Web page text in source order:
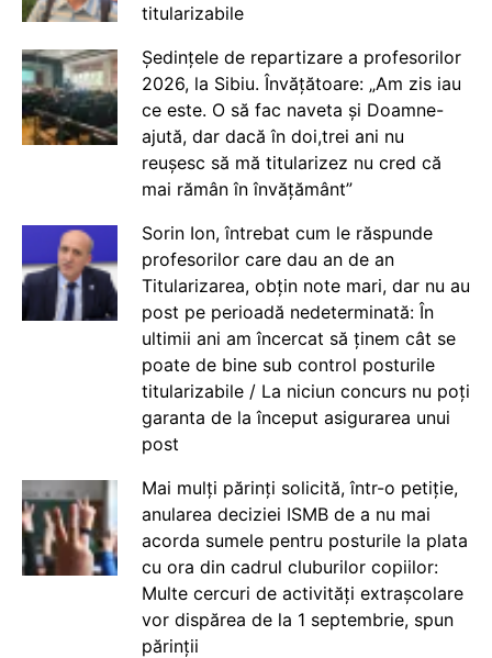
titularizabile
Ședințele de repartizare a profesorilor
2026, la Sibiu. Învățătoare: „Am zis iau
ce este. O să fac naveta și Doamne-
ajută, dar dacă în doi,trei ani nu
reușesc să mă titularizez nu cred că
mai rămân în învățământ”
Sorin Ion, întrebat cum le răspunde
profesorilor care dau an de an
Titularizarea, obțin note mari, dar nu au
post pe perioadă nedeterminată: În
ultimii ani am încercat să ținem cât se
poate de bine sub control posturile
titularizabile / La niciun concurs nu poți
garanta de la început asigurarea unui
post
Mai mulți părinți solicită, într-o petiție,
anularea deciziei ISMB de a nu mai
acorda sumele pentru posturile la plata
cu ora din cadrul cluburilor copiilor:
Multe cercuri de activități extrașcolare
vor dispărea de la 1 septembrie, spun
părinții